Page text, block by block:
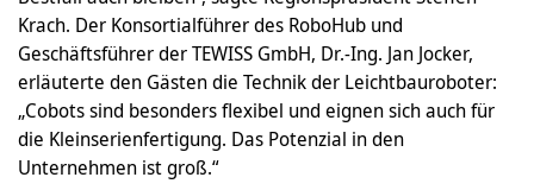
Krach. Der Konsortialführer des RoboHub und
Geschäftsführer der TEWISS GmbH, Dr.-Ing. Jan Jocker,
erläuterte den Gästen die Technik der Leichtbauroboter:
„Cobots sind besonders flexibel und eignen sich auch für
die Kleinserienfertigung. Das Potenzial in den
Unternehmen ist groß.“